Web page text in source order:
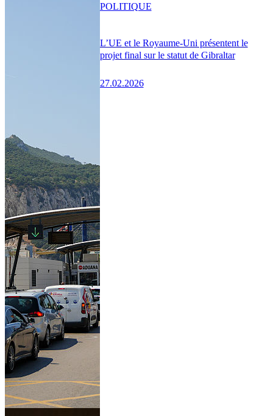
L’UE et le Royaume-Uni présentent le
projet final sur le statut de Gibraltar
27.02.2026
POLITIQUE